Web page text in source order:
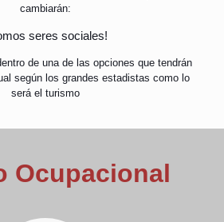
cambiarán:
seres sociales!
de una de las opciones que tendrán
según los grandes estadistas como lo
será el turismo
Ocupacional